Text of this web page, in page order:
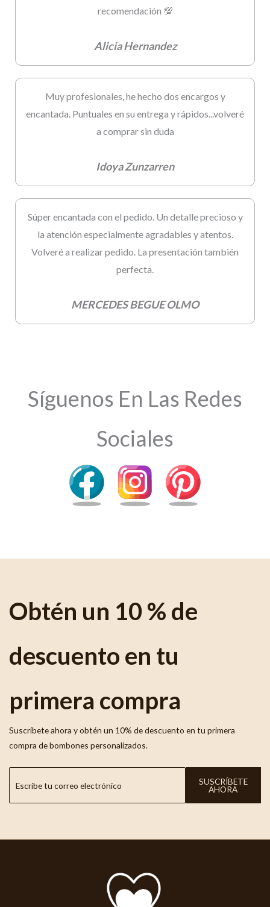
recomendación 💯
Alicia Hernandez
Muy profesionales, he hecho dos encargos y
encantada. Puntuales en su entrega y rápidos...volveré
a comprar sin duda
Idoya Zunzarren
Súper encantada con el pedido. Un detalle precioso y
la atención especialmente agradables y atentos.
Volveré a realizar pedido. La presentación también
perfecta.
MERCEDES BEGUE OLMO
Síguenos En Las Redes
Sociales
Obtén un 10 % de
descuento en tu
primera compra
Suscríbete ahora y obtén un 10% de descuento en tu primera
compra de bombones personalizados.
SUSCRÍBETE
AHORA